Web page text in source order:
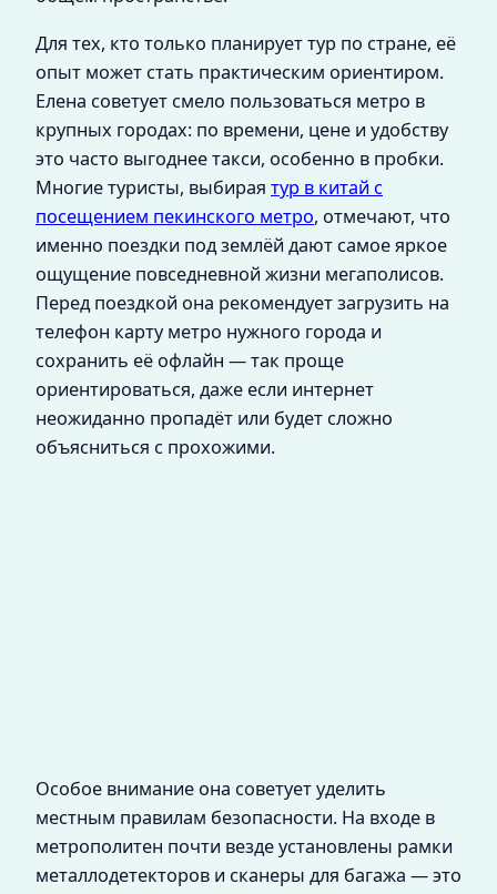
Для тех, кто только планирует тур по стране, её
опыт может стать практическим ориентиром.
Елена советует смело пользоваться метро в
крупных городах: по времени, цене и удобству
это часто выгоднее такси, особенно в пробки.
Многие туристы, выбирая тур в китай с
посещением пекинского метро, отмечают, что
именно поездки под землёй дают самое яркое
ощущение повседневной жизни мегаполисов.
Перед поездкой она рекомендует загрузить на
телефон карту метро нужного города и
сохранить её офлайн — так проще
ориентироваться, даже если интернет
неожиданно пропадёт или будет сложно
объясниться с прохожими.
Особое внимание она советует уделить
местным правилам безопасности. На входе в
метрополитен почти везде установлены рамки
металлодетекторов и сканеры для багажа — это